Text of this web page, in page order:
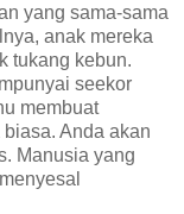
yang sama-sama
anak mereka
tukang kebun.
seekor
membuat
Anda akan
Manusia yang